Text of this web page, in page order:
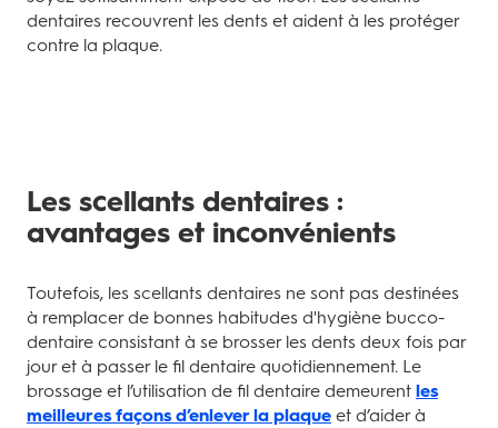
dentaires recouvrent les dents et aident à les protéger
contre la plaque.
Les scellants dentaires :
avantages et inconvénients
Toutefois, les scellants dentaires ne sont pas destinées
à remplacer de bonnes habitudes d'hygiène bucco-
dentaire consistant à se brosser les dents deux fois par
jour et à passer le fil dentaire quotidiennement. Le
brossage et l’utilisation de fil dentaire demeurent les
meilleures façons d’enlever la plaque et d’aider à